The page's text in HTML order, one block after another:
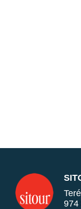
974